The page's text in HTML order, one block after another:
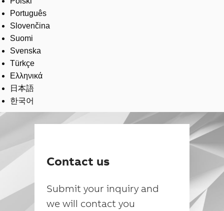
Português
Slovenčina
Suomi
Svenska
Türkçe
Ελληνικά
日本語
한국어
Contact us
Submit your inquiry and
we will contact you